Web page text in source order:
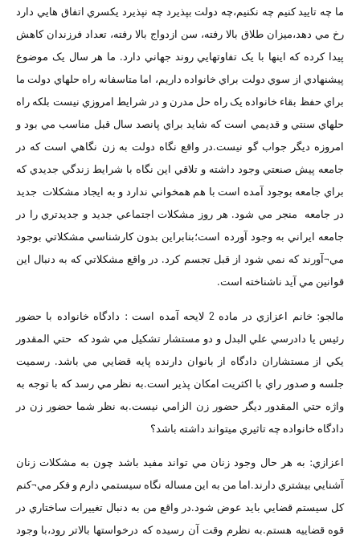
ما چه تاييد کنيم چه نکنيم،چه دولت بپذيرد چه نپذيرد يکسري اتفاق هايي دارد
رخ مي دهد،ميزان طلاق بالا رفته، سن ازدواج بالا رفته، تعداد فرزندان کاهش
پيدا کرده که اينها با يک تفاوتهايي روند جهاني دارد. ما هر سال يک موضوع
پيشنهادي از سوي دولت براي خانواده داريم، اما متاسفانه راه حلهاي دولت ما
براي حفظ بقاء خانواده يک راه حل مدرن و در شرايط امروزي نيست بلکه راه
حلهاي سنتي و قديمي است که شايد براي پانصد سال قبل مناسب مي بود و
امروزه ديگر جواب گو نيست.در واقع نگاه دولت به زن نگاهي است که در
جامعه پيش صنعتي وجود داشته و تلاقي اين نگاه با شرايط زندگي جديدي که
براي جامعه بوجود آمده است با هم همخواني ندارد و به ايجاد مشکلات جديد
در جامعه منجر مي شود. هر روز مشکلات اجتماعي جديد و جديدتري را در
جامعه ايراني به وجود آورده است؛بنابراين بدون کارشناسي مشکلاتي بوجود
مي¬آورند که نمي شود از قبل تجسم کرد. در واقع مشکلاتي که به دنبال اين
قوانين مي آيد ناشناخته است.
مالجو: خانم اعزازي در ماده 2 لايحه آمده است : دادگاه خانواده با حضور
رئيس يا دادرسي علي البدل و دو مستشار تشکيل مي شود که حتي المقدور
يکي از مستشاران دادگاه از بانوان دارنده پايه قضايي مي باشد. رسميت
جلسه و صدور راي با اکثريت امکان پذير است.به نظر مي رسد که با توجه به
واژه حتي المقدور ديگر حضور زن الزامي نيست.به نظر شما حضور زن در
دادگاه خانواده چه تاثيري ميتواند داشته باشد؟
اعزازي: به هر حال وجود زنان مي تواند مفيد باشد چون به مشکلات زنان
آشنايي بيشتري دارند.اما من به اين مساله نگاه سيستمي دارم و فکر مي¬کنم
کل سيستم قضايي بايد عوض شود.در واقع من به دنبال تغييرات ساختاري در
قوه قضاييه هستم.به نظرم وقت آن رسيده که درخواستها بالاتر رود،با وجود